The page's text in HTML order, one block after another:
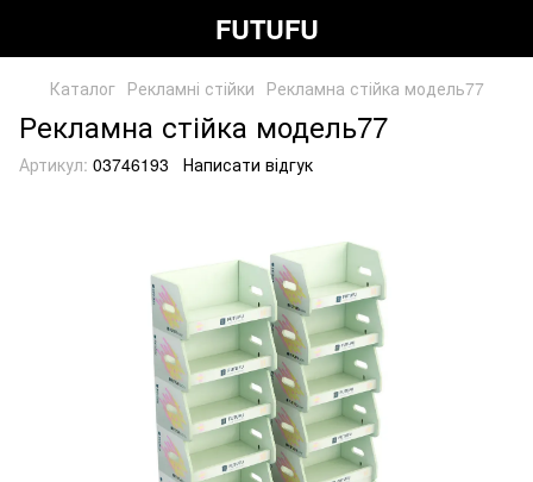
FUTUFU
Каталог Рекламні стійки Рекламна стійка модель77
Рекламна стійка модель77
Артикул: 03746193 Написати відгук